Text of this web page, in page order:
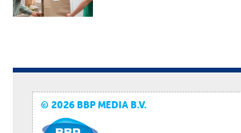
© 2026 BBP MEDIA B.V.